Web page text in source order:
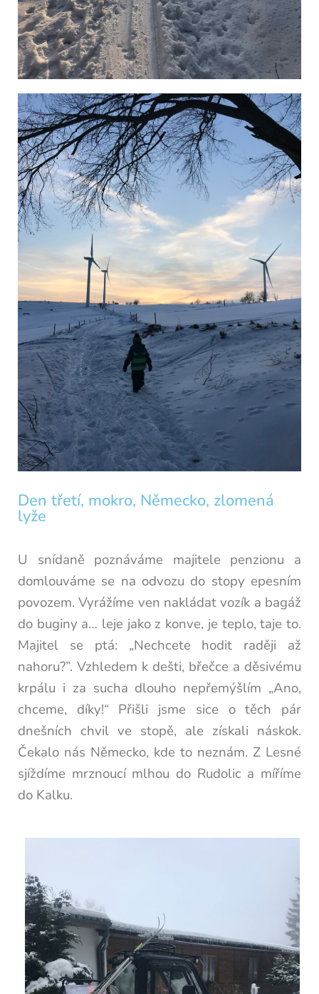
Den třetí, mokro, Německo, zlomená
lyže
U snídaně poznáváme majitele penzionu a
domlouváme se na odvozu do stopy epesním
povozem. Vyrážíme ven nakládat vozík a bagáž
do buginy a… leje jako z konve, je teplo, taje to.
Majitel se ptá: „Nechcete hodit raději až
nahoru?”. Vzhledem k dešti, břečce a děsivému
krpálu i za sucha dlouho nepřemýšlím „Ano,
chceme, díky!“ Přišli jsme sice o těch pár
dnešních chvil ve stopě, ale získali náskok.
Čekalo nás Německo, kde to neznám. Z Lesné
sjíždíme mrznoucí mlhou do Rudolic a míříme
do Kalku.